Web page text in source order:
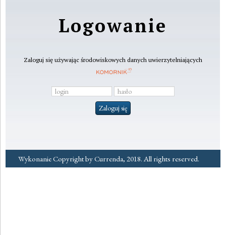
Logowanie
Zaloguj się używając środowiskowych danych uwierzytelniających
Wykonanie Copyright by Currenda, 2018. All rights reserved.